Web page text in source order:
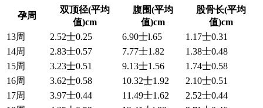
孕周
双顶径(平均
值)cm
腹围(平均
值)cm
股骨长(平均
值)cm
13周
2.52士0.25 6.90士l.65
1.17士0.31
14周
2.83士0.57 7.77士1.82
1.38士0.48
15周
3.23士0.51 9.13士1.56
1.74士0.58
16周
3.62士0.58 10.32士1.92
2.10士0.51
17周
3.97士0.44 11.49士1.62
2.52士0.44